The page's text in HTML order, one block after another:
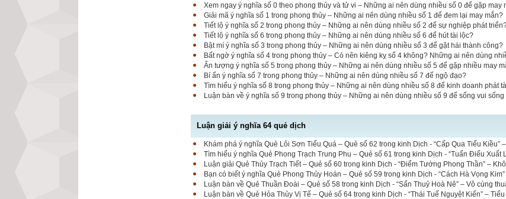
Xem ngay ý nghĩa số 0 theo phong thủy và tử vi – Những ai nên dùng nhiều số 0 để gặp may
Giải mã ý nghĩa số 1 trong phong thủy – Những ai nên dùng nhiều số 1 để đem lại may mắn?
Tiết lộ ý nghĩa số 2 trong phong thủy – Những ai nên dùng nhiều số 2 để sự nghiệp phát
Tiết lộ ý nghĩa số 6 trong phong thủy – Những ai nên dùng nhiều số 6 để hút tài lộc?
Bật mí ý nghĩa số 3 trong phong thủy – Những ai nên dùng nhiều số 3 để gặt hái thành công?
Bất ngờ ý nghĩa số 4 trong phong thủy – Có nên kiêng kỵ số 4 không? Những ai nên dùng
Ấn tượng ý nghĩa số 5 trong phong thủy – Những ai nên dùng nhiều số 5 để gặp nhiều may
Bí ẩn ý nghĩa số 7 trong phong thủy – Những ai nên dùng nhiều số 7 để ngộ đạo?
Tìm hiểu ý nghĩa số 8 trong phong thủy – Những ai nên dùng nhiều số 8 để kinh doanh phát
Luận bàn về ý nghĩa số 9 trong phong thủy – Những ai nên dùng nhiều số 9 để sống vui sống
Luận giải ý nghĩa 64 quẻ dịch
Khám phá ý nghĩa Quẻ Lôi Sơn Tiểu Quá – Quẻ số 62 trong kinh Dịch - “Cấp Qua Tiểu Kiều”
Tìm hiểu ý nghĩa Quẻ Phong Trạch Trung Phu – Quẻ số 61 trong kinh Dịch - “Tuấn Điểu Xuất
Luận giải Quẻ Thủy Trạch Tiết – Quẻ số 60 trong kinh Dịch - “Điểm Tướng Phong Thần” –
Bạn có biết ý nghĩa Quẻ Phong Thủy Hoán – Quẻ số 59 trong kinh Dịch - “Cách Hà Vọng
Luận bàn về Quẻ Thuần Đoài – Quẻ số 58 trong kinh Dịch - “Sấn Thuỷ Hoà Nê” – Vô cùng
Luận bàn về Quẻ Hỏa Thủy Vị Tế – Quẻ số 64 trong kinh Dịch - “Thái Tuế Nguyệt Kiến” –